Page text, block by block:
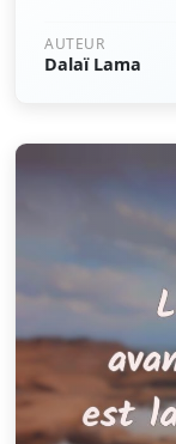
AUTEUR
Dalaï Lama